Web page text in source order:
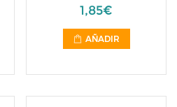
1,85€
AÑADIR